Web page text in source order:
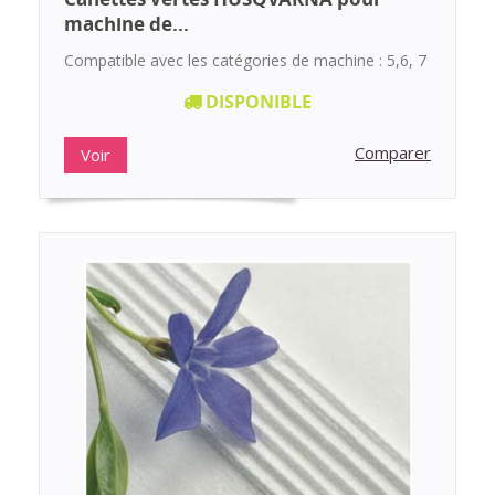
machine de...
Compatible avec les catégories de machine : 5,6, 7
DISPONIBLE
Voir Comparer